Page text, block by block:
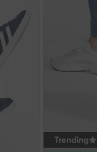
Trending